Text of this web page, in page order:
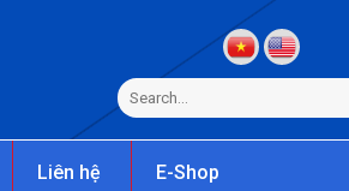
Liên hệ E-Shop